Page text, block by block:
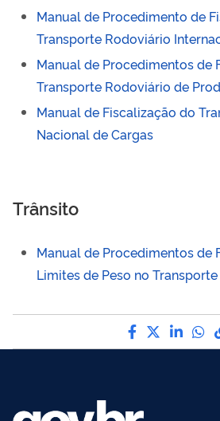
Manual de Procedimento de
Transporte Rodoviário
Manual de Procedimentos de
Transporte Rodoviário de
Manual de Fiscalização do
Nacional de Cargas
Trânsito
Manual de Procedimentos de
Limites de Peso no